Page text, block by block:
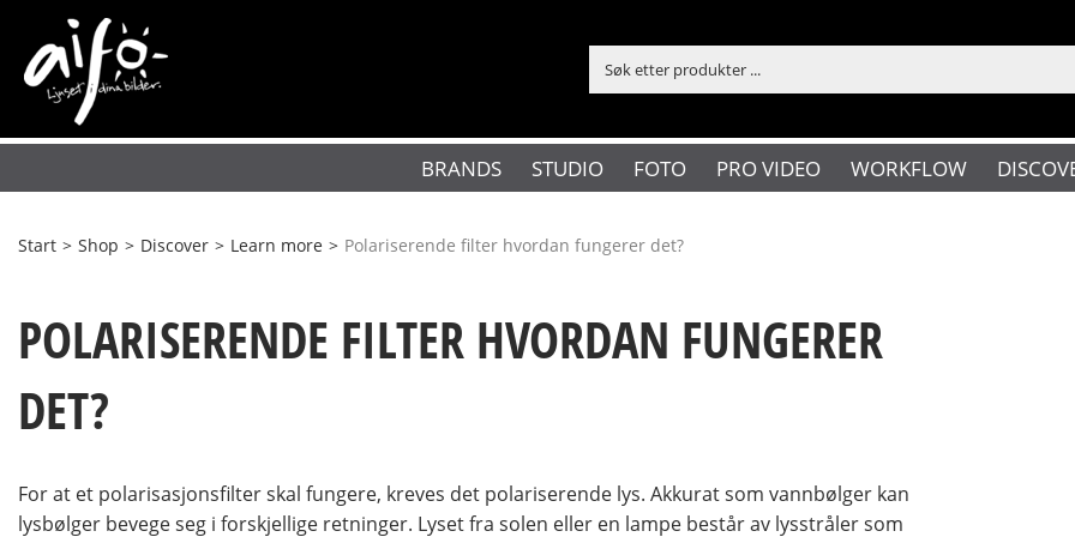
BRANDS STUDIO FOTO PRO VIDEO WORKFLOW
Start > Shop > Discover > Learn more > Polariserende filter hvordan fungerer det?
POLARISERENDE FILTER HVORDAN FUNGERER
DET?
For at et polarisasjonsfilter skal fungere, kreves det polariserende lys. Akkurat som vannbølger kan
lysbølger bevege seg i forskjellige retninger. Lyset fra solen eller en lampe består av lysstråler som